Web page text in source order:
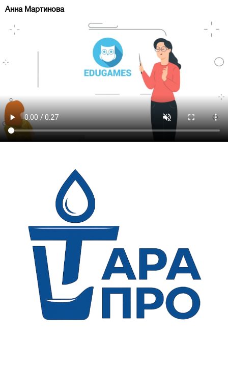
Анна Мартинова